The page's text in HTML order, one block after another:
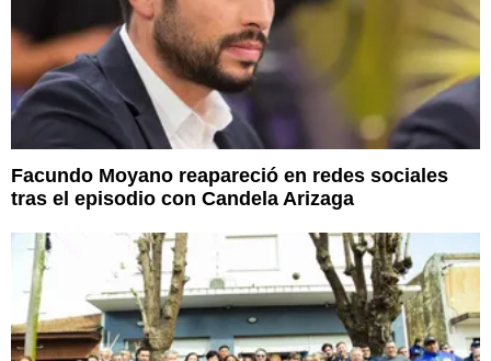
Facundo Moyano reapareció en redes sociales
tras el episodio con Candela Arizaga